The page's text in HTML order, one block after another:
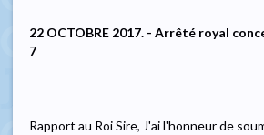
22 OCTOBRE 2017. - Arrêté royal
7
Rapport au Roi Sire, J'ai l'honneur de